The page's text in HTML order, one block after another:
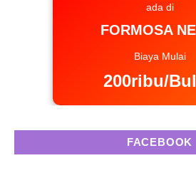
ada di
FORMOSA
Biaya Mulai
200ribu/
FACEBOOK